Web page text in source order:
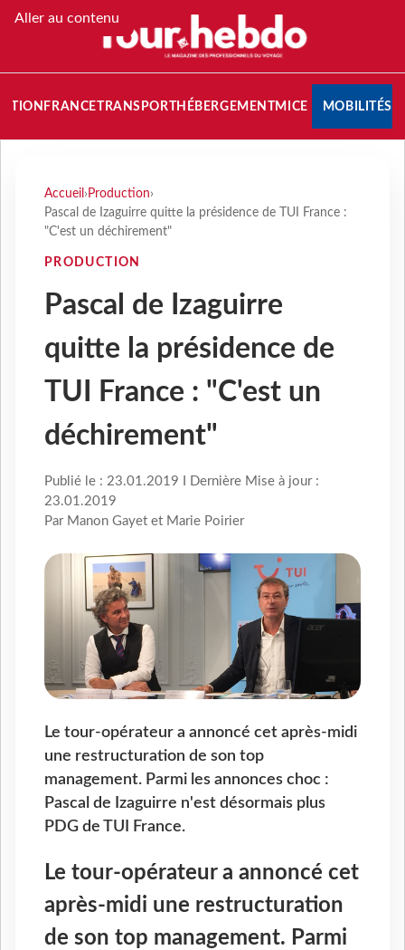
Aller au contenu
FRANCETRANSPORT HÉBERGEMENTMICE MOBILITÉS
Accueil › Production›
Pascal de Izaguirre quitte la présidence de TUI France :
"C'est un déchirement"
PRODUCTION
Pascal de Izaguirre
quitte la présidence de
TUI France : "C'est un
déchirement"
Publié le : 23.01.2019 I Dernière Mise à jour :
23.01.2019
Par Manon Gayet et Marie Poirier
Le tour-opérateur a annoncé cet après-midi
une restructuration de son top
management. Parmi les annonces choc :
Pascal de Izaguirre n'est désormais plus
PDG de TUI France.
Le tour-opérateur a annoncé cet
après-midi une restructuration
de son top management. Parmi